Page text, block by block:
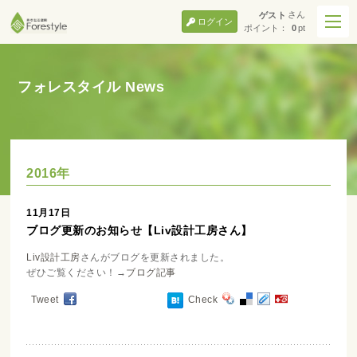
ゲスト さん
ポイント：
0pt
ログイン
フォレスタイル News
2016年
11月17日
ブログ更新のお知らせ【Liv設計工房さん】
Liv設計工房さんがブログを更新されました。
ぜひご覧ください！→ ブログ記事
Tweet Check